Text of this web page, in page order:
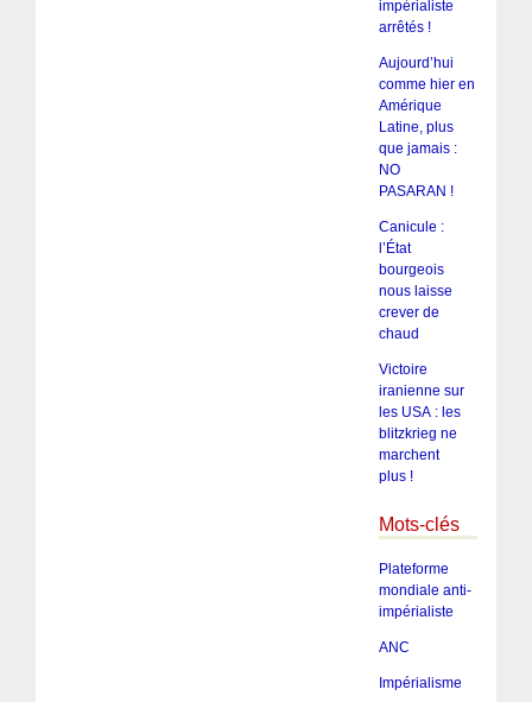
impérialiste
arrêtés !
Aujourd’hui
comme hier en
Amérique
Latine, plus
que jamais :
NO
PASARAN !
Canicule :
l’État
bourgeois
nous laisse
crever de
chaud
Victoire
iranienne sur
les USA : les
blitzkrieg ne
marchent
plus !
Mots-clés
Plateforme
mondiale anti-
impérialiste
ANC
Impérialisme